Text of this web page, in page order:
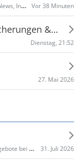
Diskussion: Großer allgemeiner Amazon Thread (News, Infos, Schnäppchen, allgemein etc.) Teil 2 Vor 38 Minuten
Mobile Payment, Finanzen, Versicherungen & Co
Dienstag, 21:52
27. Mai 2026
Allgemeiner Thread für Vertragsverlängerungsangebote bei Telefónica o2 31. Juli 2026